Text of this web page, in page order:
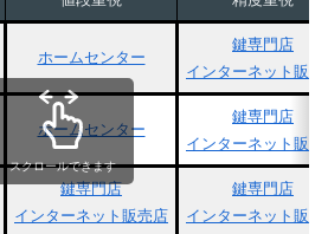
ホームセンター
鍵専門店
インターネット販売
ホームセンター
鍵専門店
インターネット販売
鍵専門店
インターネット販売店
鍵専門店
インターネット販売
スクロールできます